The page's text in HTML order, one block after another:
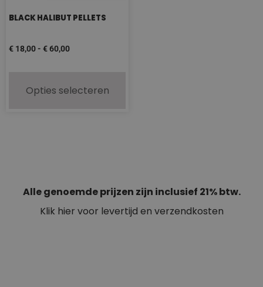
BLACK HALIBUT PELLETS
€ 18,00- €60,00
Opties selecteren
Alle genoemde prijzen zijn inclusief 21% btw.
Klik hier voor levertijd en verzendkosten